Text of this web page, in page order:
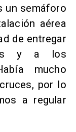
un semáforo
aérea
de entregar
y a los
mucho
por lo
a regular